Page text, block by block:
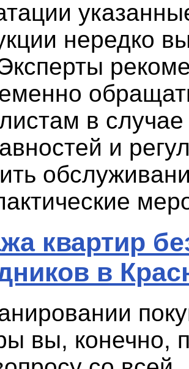
нередко
в случае
и
квартир
в
вы, конечно,